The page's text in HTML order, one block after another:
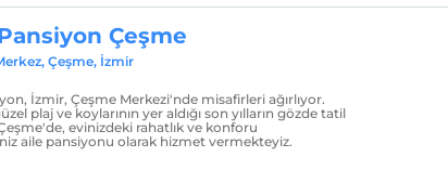
Çeşme
Çeşme, İzmir
İzmir, Çeşme Merkezi'nde misafirleri ağırlıyor.
plaj ve koylarının yer aldığı son yılların gözde tatil
evinizdeki rahatlık ve konforu
aile pansiyonu olarak hizmet vermekteyiz.